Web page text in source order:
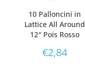
10 Palloncini in
Lattice All Around
12″ Pois Rosso
€2,84